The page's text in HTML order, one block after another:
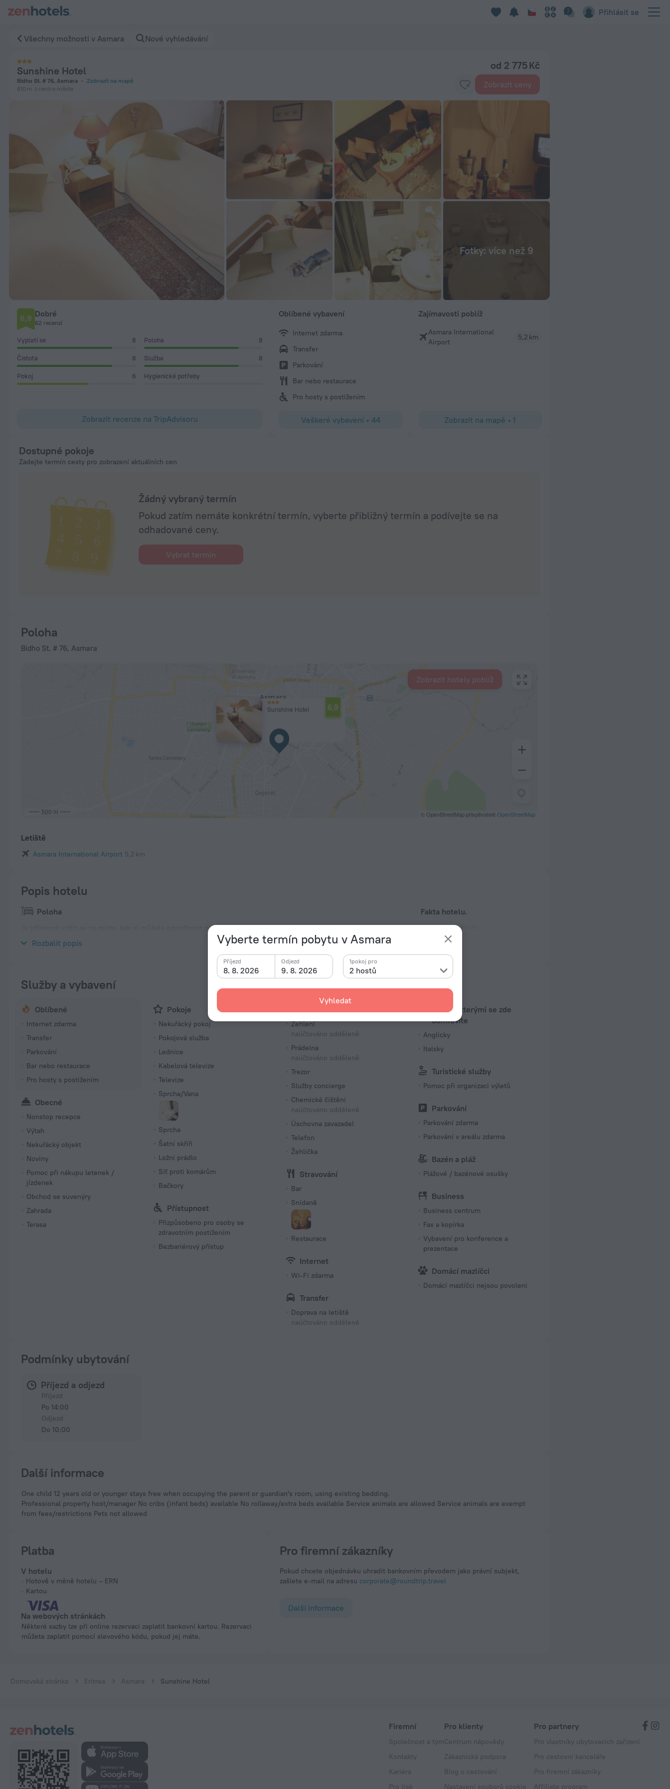
Přihlásit se
Vyberte termín pobytu v Asmara
8. 8. 2026
Příjezd
9. 8. 2026
Odjezd
2 hostů
1pokoj pro
Vyhledat
Všechny možnosti v Asmara Nové vyhledávání
Sunshine Hotel
Bidho St. # 76, Asmara
Zobrazit na mapě
810 m z centra města
od 2 775 Kč
Zobrazit ceny
Fotky: více než 9
6,9 Dobré
62 recenzí
Vyplatí se 8 Poloha 8
Čistota 8 Služba 8
Pokoj 6 Hygienické potřeby
Zobrazit recenze na TripAdvisoru
Oblíbené vybavení
Internet zdarma
Transfer
Parkování
Bar nebo restaurace
Pro hosty s postižením
Veškeré vybavení• 44
Zajímavosti poblíž
Asmara International
Airport
5,2 km
Zobrazit na mapě • 1
Dostupné pokoje
Zadejte termín cesty pro zobrazení aktuálních cen
Žádný vybraný termín
Pokud zatím nemáte konkrétní termín, vyberte přibližný termín a podívejte se na
odhadované ceny.
Vybrat termín
Poloha
Bidho St. # 76, Asmara
Sunshine Hotel 6,9
500 m © OpenStreetMap přispěvateléOpenStreetMap
Zobrazit hotely poblíž
Letiště
Asmara International Airport 5,2 km
Popis hotelu
Poloha
Je příjemné vrátit se na místo, kde si můžete odpočinout po rušném dni ve městě Hotel «Sunshine Hotel» se nachází
Rozbalit popis
Fakta hotelu.
Typ elektrické zásuvky
230 V / 50 Hz
Počet pokojů
Služby a vybavení
Oblíbené
Internet zdarma
Transfer
Parkování
Bar nebo restaurace
Pro hosty s postižením
Obecné
Nonstop recepce
Výtah
Nekuřácký objekt
Noviny
Pomoc při nákupu letenek /
jízdenek
Obchod se suvenýry
Zahrada
Terasa
Pokoje
Nekuřácký pokoj
Pokojová služba
Lednice
Kabelová televize
Televize
Sprcha/Vana
Sprcha
Šatní skříň
Ložní prádlo
Síť proti komárům
Bačkory
Přístupnost
Přizpůsobeno pro osoby se
zdravotním postižením
Bezbariérový přístup
Žehlení
naúčtováno odděleně
Prádelna
naúčtováno odděleně
Trezor
Služby concierge
Chemické čištění
naúčtováno odděleně
Úschovna zavazadel
Telefon
Žehlička
Stravování
Bar
Snídaně
Restaurace
Internet
Wi-Fi zdarma
Transfer
Doprava na letiště
naúčtováno odděleně
Jazyky, kterými se zde
domluvíte
Anglicky
Italsky
Turistické služby
Pomoc při organizaci výletů
Parkování
Parkování zdarma
Parkování v areálu zdarma
Bazén a pláž
Plážové / bazénové osušky
Business
Business centrum
Fax a kopírka
Vybavení pro konference a
prezentace
Domácí mazlíčci
Domácí mazlíčci nejsou povoleni
Podmínky ubytování
Příjezd a odjezd
Po 14:00
Do 10:00
Další informace
One child 12 years old or younger stays free when occupying the parent or guardian's room, using existing bedding.
Professional property host/manager No cribs (infant beds) available No rollaway/extra beds available Service animals are allowed Service animals are exempt
from fees/restrictions Pets not allowed
Platba
V hotelu
Hotově v měně hotelu – ERN
Kartou
Na webových stránkách
Některé sazby lze při online rezervaci zaplatit bankovní kartou. Rezervaci
můžete zaplatit pomocí slevového kódu, pokud jej máte.
Pro firemní zákazníky
Pokud chcete objednávku uhradit bankovním převodem jako právní subjekt,
zašlete e-mail na adresu corporate@roundtrip.travel
Další informace
Domovská stránka Eritrea Asmara Sunshine Hotel
Firemní
Společnost a tým
Kontakty
Kariéra
Pro tisk
Pro klienty
Centrum nápovědy
Zákaznická podpora
Blog o cestování
Nastavení souborů cookie
Pro partnery
Pro vlastníky ubytovacích zařízení
Pro cestovní kanceláře
Pro firemní zákazníky
Affiliate program
Sunshine Hotel v Asmara — Rezervujte nyní na ZenHotels.com